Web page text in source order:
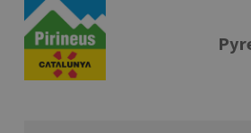
main
content